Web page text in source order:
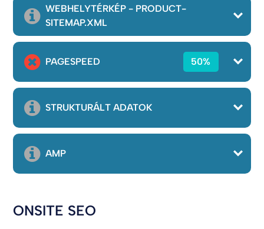
WEBHELYTÉRKÉP - PRODUCT-
SITEMAP.XML
PAGESPEED 50%
STRUKTURÁLT ADATOK
AMP
ONSITE SEO